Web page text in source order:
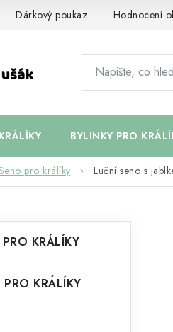
Dárkový poukaz Hodnocení
BYLINKY PRO
pro králíky Luční seno s
KRÁLÍKY
PRO KRÁLÍKY